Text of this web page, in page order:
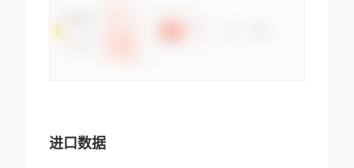
进口数据